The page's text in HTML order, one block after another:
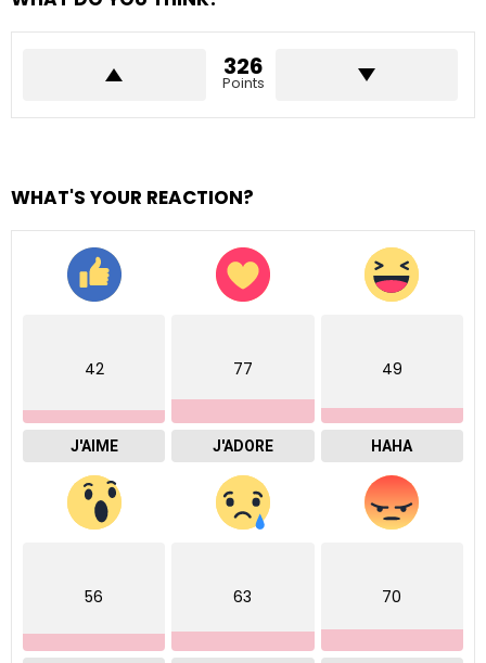
326
Points
WHAT'S YOUR REACTION?
42
J'AIME
77
J'ADORE
49
HAHA
56 63 70